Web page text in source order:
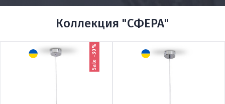
Коллекция "СФЕРА"
Sale -30%